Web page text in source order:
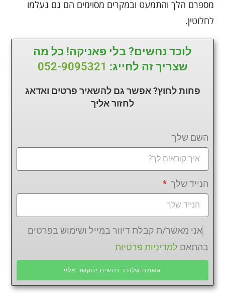
מספרם הלך והתמעט ובמקרים מסוימים הם גם נעלמו
לחלוטין.
לוכד נחשים? בלי פאניקה! כל מה
שצריך זה לחייג: 052-9095321
פחות לחוץ? אפשר גם להשאיר פרטים ואדאג
לחזוראליך
השם שלך
הנייד שלך
אני מאשר/ת קבלת דיוור במייל ושימוש בפרטים
בהתאם למדיניות פרטיות
אשמח שלוכד נחשים יתקשר אליי